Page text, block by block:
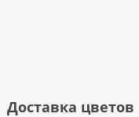
Доставка цветов